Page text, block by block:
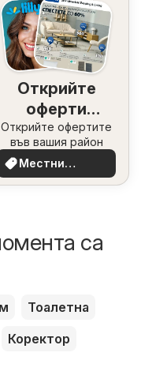
Открийте
оферти
наблизо
Открийте офертите
във вашия район
Местни
оферти
са
Тоалетна
Коректор